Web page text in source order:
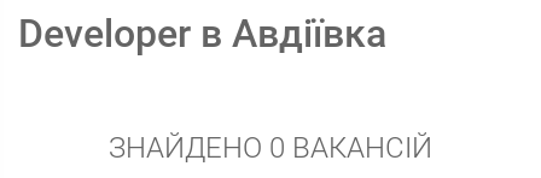
Developer в Авдіївка
ЗНАЙДЕНО 0 ВАКАНСІЙ